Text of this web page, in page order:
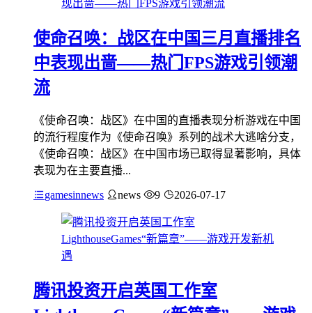
使命召唤：战区在中国三月直播排名
中表现出啬——热门FPS游戏引领潮
流
《使命召唤：战区》在中国的直播表现分析游戏在中国
的流行程度作为《使命召唤》系列的战术大逃啥分支，
《使命召唤：战区》在中国市场已取得显著影响，具体
表现为在主要直播...
gamesinnews news 9 2026-07-17
腾讯投资开启英国工作室